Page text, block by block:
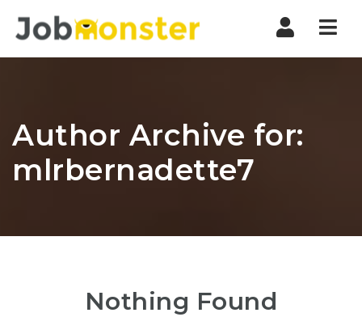
Author Archive for:
mlrbernadette7
Nothing Found